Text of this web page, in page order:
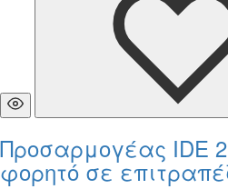
Προσαρμογέας IDE
φορητό σε